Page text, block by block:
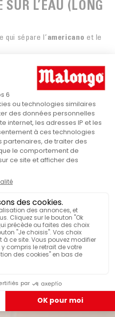
SUR L’EAU (LONG
qui sépare l’americano et le
L’eau est versée sur
la créma, et qui
noir et uniforme.
:C’est l’espresso qui
La crema reste intacte à la
gorgée plus texturée et
l’americanostandard
Cependant, tester l’ordre
expérience de dégustation.